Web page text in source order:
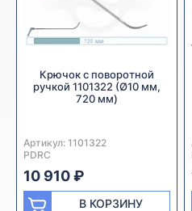
Крючок с поворотной
ручкой 1101322 (Ø10 мм,
720 мм)
Артикул: 1101322
Производитель:
PDRC
10 910 ₽
В КОРЗИНУ